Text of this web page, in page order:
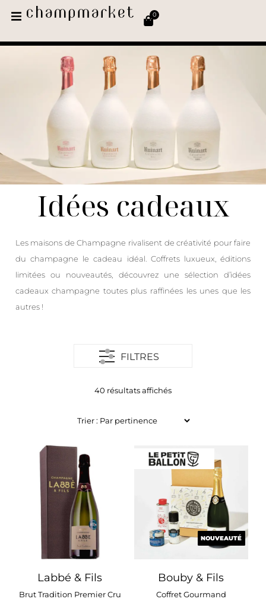
0
Idées cadeaux
Les maisons de Champagne rivalisent de créativité pour faire
du champagne le cadeau idéal. Coffrets luxueux, éditions
limitées ou nouveautés, découvrez une sélection d’idées
cadeaux champagne toutes plus raffinées les unes que les
autres !
FILTRES
40 résultats affichés
Labbé & Fils
Brut Tradition Premier Cru
NOUVEAUTÉ
Bouby & Fils
Coffret Gourmand
NOUVEAUTÉ